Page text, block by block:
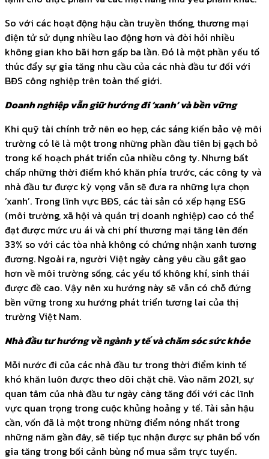
So với các hoạt động hậu cần truyền thống, thương mại
điện tử sử dụng nhiều lao động hơn và đòi hỏi nhiều
không gian kho bãi hơn gấp ba lần. Đó là một phần yếu tố
thúc đẩy sự gia tăng nhu cầu của các nhà đầu tư đối với
BĐS công nghiệp trên toàn thế giới.
Doanh nghiệp vẫn giữ hướng đi ‘xanh’ và bền vững
Khi quỹ tài chính trở nên eo hẹp, các sáng kiến bảo vệ môi
trường có lẽ là một trong những phần đầu tiên bị gạch bỏ
trong kế hoạch phát triển của nhiều công ty. Nhưng bất
chấp những thời điểm khó khăn phía trước, các công ty và
nhà đầu tư được kỳ vọng vẫn sẽ đưa ra những lựa chọn
‘xanh’. Trong lĩnh vực BĐS, các tài sản có xếp hạng ESG
(môi trường, xã hội và quản trị doanh nghiệp) cao có thể
đạt được mức ưu ái và chi phí thương mại tăng lên đến
33% so với các tòa nhà không có chứng nhận xanh tương
đương. Ngoài ra, người Việt ngày càng yêu cầu gắt gao
hơn về môi trường sống, các yếu tố không khí, sinh thái
được đề cao. Vậy nên xu hướng này sẽ vẫn có chỗ đứng
bền vững trong xu hướng phát triển tương lai của thị
trường Việt Nam.
Nhà đầu tư hướng về ngành y tế và chăm sóc sức khỏe
Mỗi nước đi của các nhà đầu tư trong thời điểm kinh tế
khó khăn luôn được theo dõi chặt chẽ. Vào năm 2021, sự
quan tâm của nhà đầu tư ngày càng tăng đối với các lĩnh
vực quan trọng trong cuộc khủng hoảng y tế. Tài sản hậu
cần, vốn đã là một trong những điểm nóng nhất trong
những năm gần đây, sẽ tiếp tục nhận được sự phân bổ vốn
gia tăng trong bối cảnh bùng nổ mua sắm trực tuyến.